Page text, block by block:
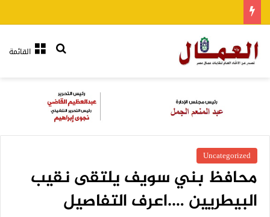
القائمةبحث عن
Uncategorized
محافظ بني سويف يلتقى نقيب
البيطريين ….اعرف التفاصيل